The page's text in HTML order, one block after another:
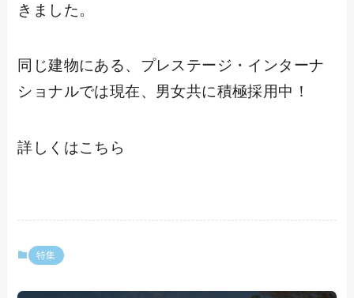
きました。
同じ建物にある、プレステージ・インターナ
ショナルでは現在、男女共に積極採用中！
詳しくはこちら
特集